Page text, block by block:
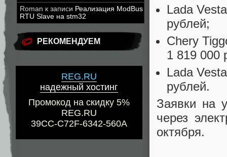
Roman к записи Реализация ModBus
RTU Slave на stm32
РЕКОМЕНДУЕМ
REG.RU
надежный хостинг
Промокод на скидку 5%
REG.RU
39CC-C72F-6342-560A
Lada
рублей;
Chery
1 819 000
Lada
рублей.
Заявки на
через
октября.